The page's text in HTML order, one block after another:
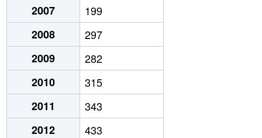
2007
199
2008
297
2009
282
2010
315
2011
343
2012
433